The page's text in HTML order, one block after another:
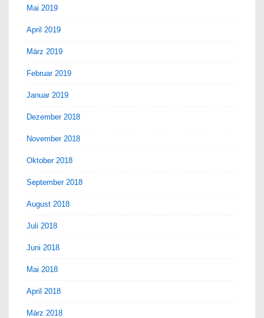
Mai 2019
April 2019
März 2019
Februar 2019
Januar 2019
Dezember 2018
November 2018
Oktober 2018
September 2018
August 2018
Juli 2018
Juni 2018
Mai 2018
April 2018
März 2018